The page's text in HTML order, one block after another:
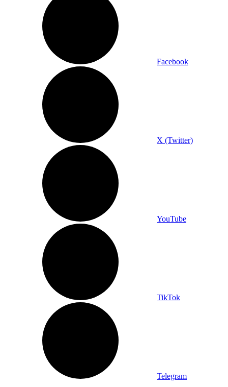
Facebook
X (Twitter)
YouTube
TikTok
Telegram